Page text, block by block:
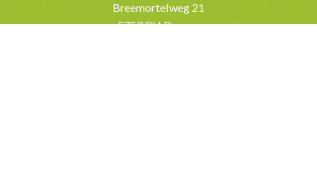
Breemortelweg 21
5753 RH Deurne